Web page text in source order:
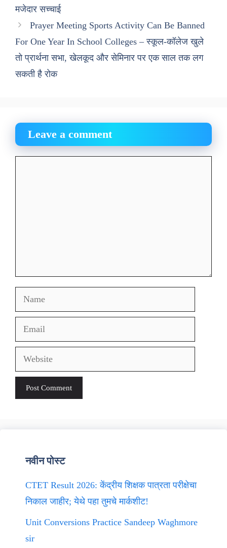
मजेदार सच्चाई
Prayer Meeting Sports Activity Can Be Banned
For One Year In School Colleges – स्कूल-कॉलेज खुले
तो प्रार्थना सभा, खेलकूद और सेमिनार पर एक साल तक लग
सकती है रोक
Leave a comment
Name
Email
Website
नवीन पोस्ट
CTET Result 2026: केंद्रीय शिक्षक पात्रता परीक्षेचा
निकाल जाहीर; येथे पहा तुमचे मार्कशीट!
Unit Conversions Practice Sandeep Waghmore
sir